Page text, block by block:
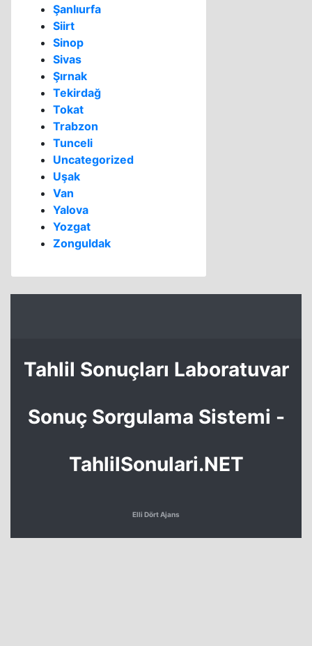
Şanlıurfa
Siirt
Sinop
Sivas
Şırnak
Tekirdağ
Tokat
Trabzon
Tunceli
Uncategorized
Uşak
Van
Yalova
Yozgat
Zonguldak
Tahlil Sonuçları Laboratuvar
Sonuç Sorgulama Sistemi -
TahlilSonulari.NET
Elli Dört Ajans